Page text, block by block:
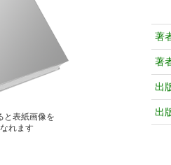
と表紙画像を
れます
著
著
出
出